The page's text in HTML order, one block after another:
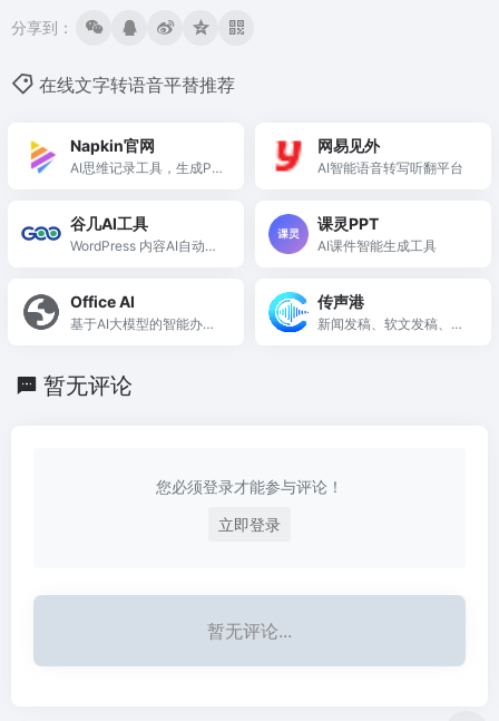
分享到：
在线文字转语音平替推荐
Napkin官网
AI思维记录工具，生成PP
网易见外
AI智能语音转写听翻平台
谷几AI工具
WordPress 内容AI自动化
课灵PPT
AI课件智能生成工具
Office AI
基于AI大模型的智能办公
传声港
新闻发稿、软文发稿、软
暂无评论
您必须登录才能参与评论！
立即登录
暂无评论...